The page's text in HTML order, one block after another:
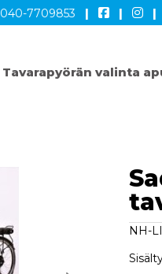
040-7709853 | | |
Tavarapyörän valinta
NH-